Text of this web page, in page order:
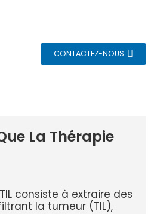
CONTACTEZ-NOUS
La Thérapie
consiste à extraire des
la tumeur (TIL),